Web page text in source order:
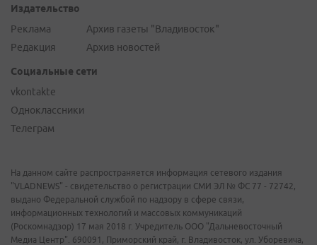
Издательство
Реклама
Редакция
Архив газеты "Владивосток"
Архив новостей
Социальные сети
vkontakte
Одноклассники
Телеграм
На данном сайте распространяется информация сетевого издания
"VLADNEWS" - свидетельство о регистрации СМИ ЭЛ № ФС 77 - 72742,
выдано Федеральной службой по надзору в сфере связи,
информационных технологий и массовых коммуникаций
(Роскомнадзор) 17 мая 2018 г. Учредитель ООО "Дальневосточный
Медиа Центр". 690091, Приморский край, г. Владивосток, ул. Уборевича,